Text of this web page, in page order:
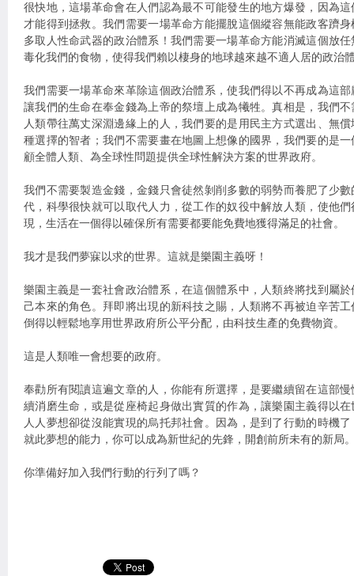
很快地，這場革命會在人們認為最不可能發生的地方爆發，因為
才能得到拯救。我們需要一場革命方能擺脫這個縱容無能政客躋
多取人性命武器的政治體系！我們需要一場革命方能消滅這個放
毒化我們的食物，使得我們賴以棲身的地球越來越不適人居的政治
我們需要一場革命來革除這個政治體系，使我們得以不再成為這
讓我們的生命在奉金錢為上帝的祭壇上成為犧牲。真相是，我們
人類帶往萬丈深淵邊緣上的人，我們要的是用民主方式選出、無
種選擇的智者；我們不需要畫在地圖上想像的國界，我們要的是
顧全體人類、為全球性問題提供全球性解決方案的世界政府。
我們不需要製造金錢，金錢只會徒然剝削多數的弱勢而養肥了少
代，科學很快就可以取代人力，從工作的奴役中解放人類，使他
現，生活在一個得以確保所有需要都要能免費地獲得滿足的社會。
我才是我們夢寐以求的世界。這就是樂園主義呀！
樂園主義是一套社會政治體系，在這個體系中，人類終將找到屬
己本來的角色。拜即將出現的新科技之賜，人類將不再被迫辛苦
倒得以輕鬆地享用世界政府所公平分配，由科技生產的免費物資。
這是人類唯一會想要的政府。
奉勸所有閱讀這遍文章的人，你能有所選擇，是要繼續留在這部
續消磨生命，或是從座椅起身做出實質的作為，讓樂園主義得以
人人夢想卻從沒能實現的烏托邦社會。因為，是到了行動的時機
就此夢想的能力，你可以成為新世紀的先鋒，開創前所未有的新局
你準備好加入我們行動的行列了嗎？